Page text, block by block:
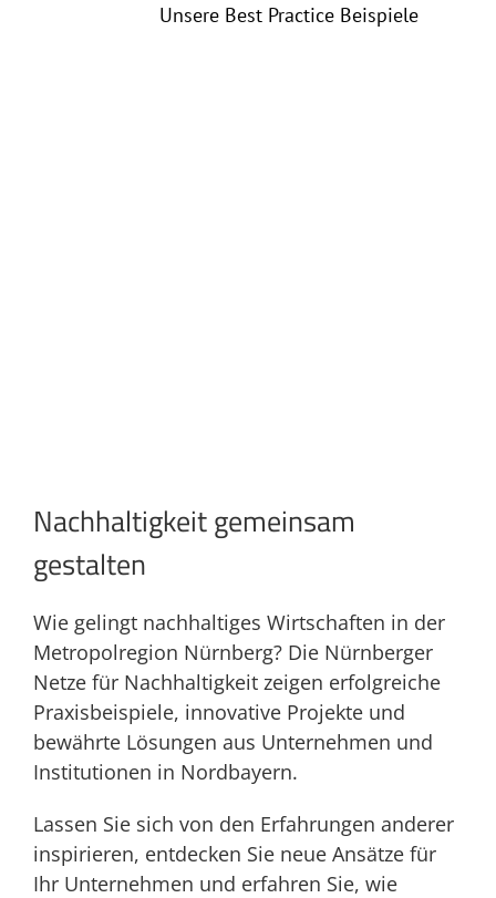
Unsere Best Practice Beispiele
Nachhaltigkeit gemeinsam
gestalten
Wie gelingt nachhaltiges Wirtschaften in der
Metropolregion Nürnberg? Die Nürnberger
Netze für Nachhaltigkeit zeigen erfolgreiche
Praxisbeispiele, innovative Projekte und
bewährte Lösungen aus Unternehmen und
Institutionen in Nordbayern.
Lassen Sie sich von den Erfahrungen anderer
inspirieren, entdecken Sie neue Ansätze für
Ihr Unternehmen und erfahren Sie, wie